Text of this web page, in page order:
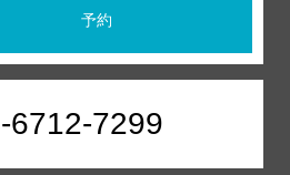
予約
6712-7299